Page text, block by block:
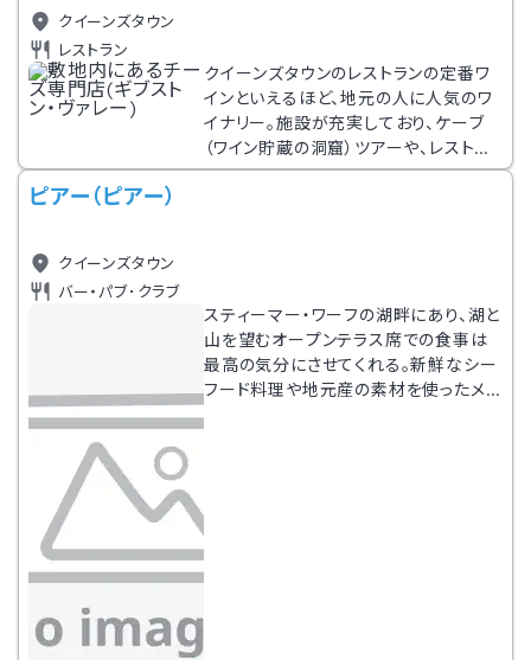
クイーンズタウン
レストラン
クイーンズタウンのレストランの定番ワ
インといえるほど、地元の人に人気のワ
イナリー。施設が充実しており、ケーブ
（ワイン貯蔵の洞窟）ツアーや、レストラ
ン、日本への発送もできるワインショッ
ピアー（ピアー）
クイーンズタウン
バー・パブ･クラブ
スティーマー・ワーフの湖畔にあり、湖と
山を望むオープンテラス席での食事は
最高の気分にさせてくれる。新鮮なシー
フード料理や地元産の素材を使ったメニ